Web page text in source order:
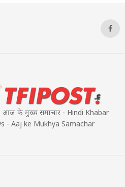
- आज के मुख्य समाचार - Hindi Khabar
- Aaj ke Mukhya Samachar